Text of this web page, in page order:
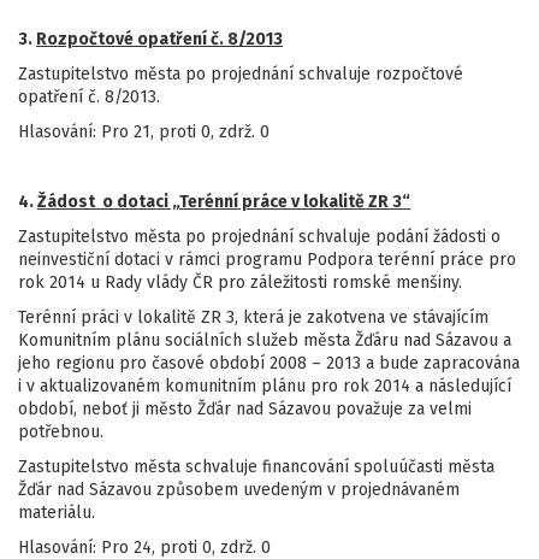
3. Rozpočtové opatření č. 8/2013
Zastupitelstvo města po projednání schvaluje rozpočtové
opatření č. 8/2013.
Hlasování: Pro 21, proti 0, zdrž. 0
4.Žádost o dotaci „Terénní práce v lokalitě ZR 3“
Zastupitelstvo města po projednání schvaluje podání žádosti o
neinvestiční dotaci v rámci programu Podpora terénní práce pro
rok 2014 u Rady vlády ČR pro záležitosti romské menšiny.
Terénní práci v lokalitě ZR 3, která je zakotvena ve stávajícím
Komunitním plánu sociálních služeb města Žďáru nad Sázavou a
jeho regionu pro časové období 2008 – 2013 a bude zapracována
i v aktualizovaném komunitním plánu pro rok 2014 a následující
období, neboť ji město Žďár nad Sázavou považuje za velmi
potřebnou.
Zastupitelstvo města schvaluje financování spoluúčasti města
Žďár nad Sázavou způsobem uvedeným v projednávaném
materiálu.
Hlasování: Pro 24, proti 0, zdrž. 0